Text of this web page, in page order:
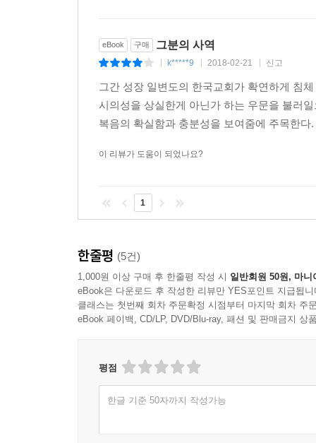
eBook 구매 그분의 사역
k*****9 2018-02-21 신고
그간 성장 일변도의 한국교회가 확연하게 침
시의성을 상실한게 아닌가 하는 우문을 불러
복음의 확실함과 충분성을 보여줌에 주목한
이 리뷰가 도움이 되었나요?
1
한줄평 (5건)
1,000원 이상 구매 후 한줄평 작성 시 일반회원 50원, 마니
eBook은 다운로드 후 작성한 리뷰만 YES포인트 지급됩니
클래스는 첫번째 회차 주문확정 시점부터 마지막 회차 주
eBook 페이백, CD/LP, DVD/Blu-ray, 패션 및 판매금지 상
평점
한글 기준 50자까지 작성가능